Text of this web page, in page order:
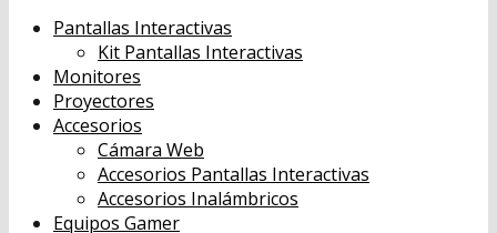
Pantallas Interactivas
Kit Pantallas Interactivas
Monitores
Proyectores
Accesorios
Cámara Web
Accesorios Pantallas Interactivas
Accesorios Inalámbricos
Equipos Gamer